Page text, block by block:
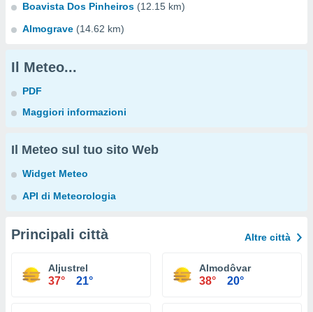
Boavista Dos Pinheiros (12.15 km)
Almograve (14.62 km)
Il Meteo...
PDF
Maggiori informazioni
Il Meteo sul tuo sito Web
Widget Meteo
API di Meteorologia
Principali città Altre città
Aljustrel
37° 21°
Almodôvar
38° 20°